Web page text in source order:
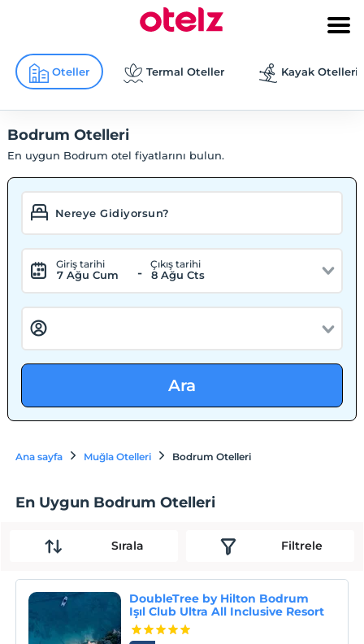
Oteller Termal Oteller Kayak Otelleri
Bodrum Otelleri
En uygun Bodrum otel fiyatlarını bulun.
Giriş tarihi
7 Ağu Cum -
Çıkış tarihi
8 Ağu Cts
Ara
Ana sayfa Muğla Otelleri Bodrum Otelleri
En Uygun Bodrum Otelleri
Sırala Filtrele
DoubleTree by Hilton Bodrum
Işıl Club Ultra All Inclusive Resort